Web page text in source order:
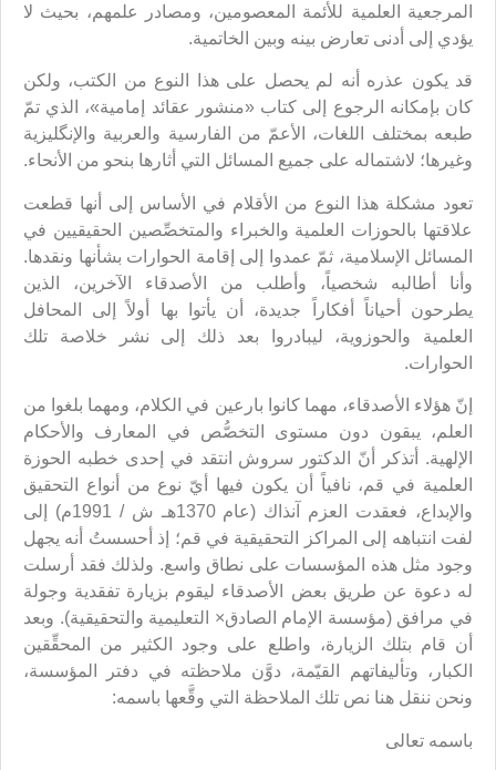
المرجعية العلمية للأئمة المعصومين، ومصادر علمهم، بحيث لا
يؤدي إلى أدنى تعارض بينه وبين الخاتمية.
قد يكون عذره أنه لم يحصل على هذا النوع من الكتب، ولكن
كان بإمكانه الرجوع إلى كتاب «منشور عقائد إمامية»، الذي تمّ
طبعه بمختلف اللغات، الأعمّ من الفارسية والعربية والإنگليزية
وغيرها؛ لاشتماله على جميع المسائل التي أثارها بنحو من الأنحاء.
تعود مشكلة هذا النوع من الأقلام في الأساس إلى أنها قطعت
علاقتها بالحوزات العلمية والخبراء والمتخصِّصين الحقيقيين في
المسائل الإسلامية، ثمّ عمدوا إلى إقامة الحوارات بشأنها ونقدها.
وأنا أطالبه شخصياً، وأطلب من الأصدقاء الآخرين، الذين
يطرحون أحياناً أفكاراً جديدة، أن يأتوا بها أولاً إلى المحافل
العلمية والحوزوية، ليبادروا بعد ذلك إلى نشر خلاصة تلك
الحوارات.
إنّ هؤلاء الأصدقاء، مهما كانوا بارعين في الكلام، ومهما بلغوا من
العلم، يبقون دون مستوى التخصُّص في المعارف والأحكام
الإلهية. أتذكر أنّ الدكتور سروش انتقد في إحدى خطبه الحوزة
العلمية في قم، نافياً أن يكون فيها أيّ نوع من أنواع التحقيق
والإبداع، فعقدت العزم آنذاك (عام 1370هـ ش / 1991م) إلى
لفت انتباهه إلى المراكز التحقيقية في قم؛ إذ أحسستُ أنه يجهل
وجود مثل هذه المؤسسات على نطاق واسع. ولذلك فقد أرسلت
له دعوة عن طريق بعض الأصدقاء ليقوم بزيارة تفقدية وجولة
في مرافق (مؤسسة الإمام الصادق× التعليمية والتحقيقية). وبعد
أن قام بتلك الزيارة، واطلع على وجود الكثير من المحقِّقين
الكبار، وتأليفاتهم القيّمة، دوَّن ملاحظته في دفتر المؤسسة،
ونحن ننقل هنا نص تلك الملاحظة التي وقَّعها باسمه:
باسمه تعالى